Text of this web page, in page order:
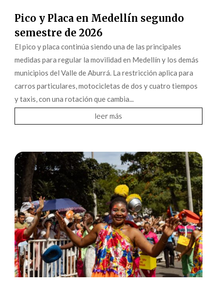
Pico y Placa en Medellín segundo
semestre de 2026
El pico y placa continúa siendo una de las principales
medidas para regular la movilidad en Medellín y los demás
municipios del Valle de Aburrá. La restricción aplica para
carros particulares, motocicletas de dos y cuatro tiempos
y taxis, con una rotación que cambia...
leer más